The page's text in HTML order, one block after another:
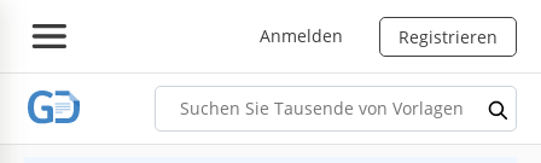
Anmelden Registrieren